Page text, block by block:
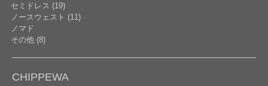
セミドレス (19)
ノースウェスト (11)
ノマド
その他 (8)
CHIPPEWA